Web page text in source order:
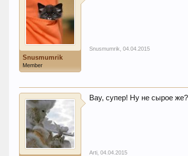
Snusmumrik
Member
Snusmumrik 04.04.2015
Вау, супер! Ну не сырое же?
Arti 04.04.2015